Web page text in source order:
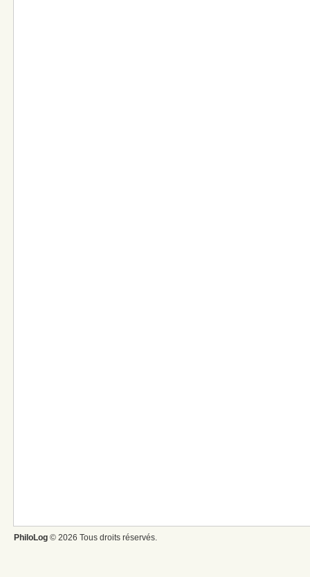
PhiloLog © 2026 Tous droits réservés.